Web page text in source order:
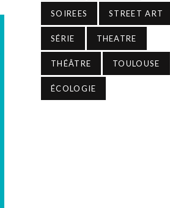
SOIREES STREET ART
SÉRIE THEATRE
THÉÂTRE TOULOUSE
ÉCOLOGIE